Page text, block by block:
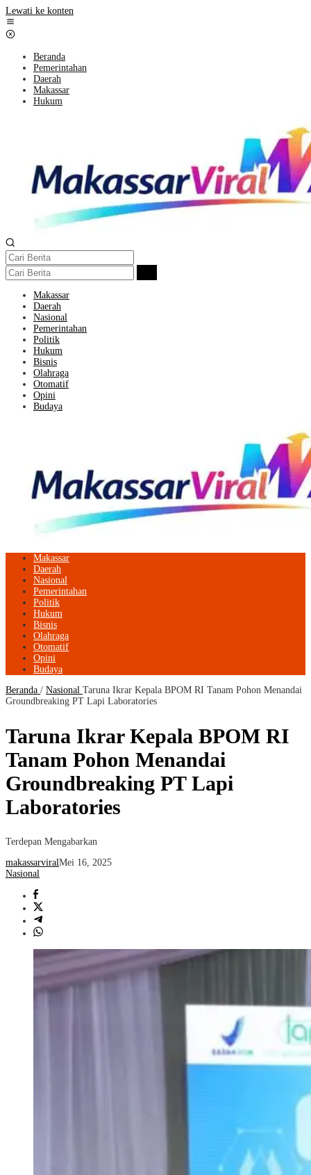
Lewati ke konten
Beranda
Pemerintahan
Daerah
Makassar
Hukum
Makassar
Daerah
Nasional
Pemerintahan
Politik
Hukum
Bisnis
Olahraga
Otomatif
Opini
Budaya
Makassar
Daerah
Nasional
Pemerintahan
Politik
Hukum
Bisnis
Olahraga
Otomatif
Opini
Budaya
Beranda / Nasional Taruna Ikrar Kepala BPOM RI Tanam Pohon Menandai
Groundbreaking PT Lapi Laboratories
Taruna Ikrar Kepala BPOM RI
Tanam Pohon Menandai
Groundbreaking PT Lapi
Laboratories
Terdepan Mengabarkan
makassarviralMei 16, 2025
Nasional